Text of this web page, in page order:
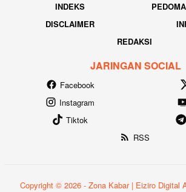
INDEKS
DISCLAIMER
REDAKSI
JARINGAN SOCIAL
Facebook
Instagram
Tiktok
RSS
Copyright © 2026 - Zona Kabar | Eiziro Digital